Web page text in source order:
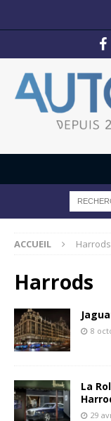
ACCUEIL Harrods
Harrods
8
La
29